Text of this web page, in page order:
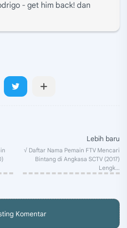
- get him back! dan
Komentar